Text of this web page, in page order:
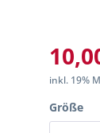
inkl. 19%
Größe